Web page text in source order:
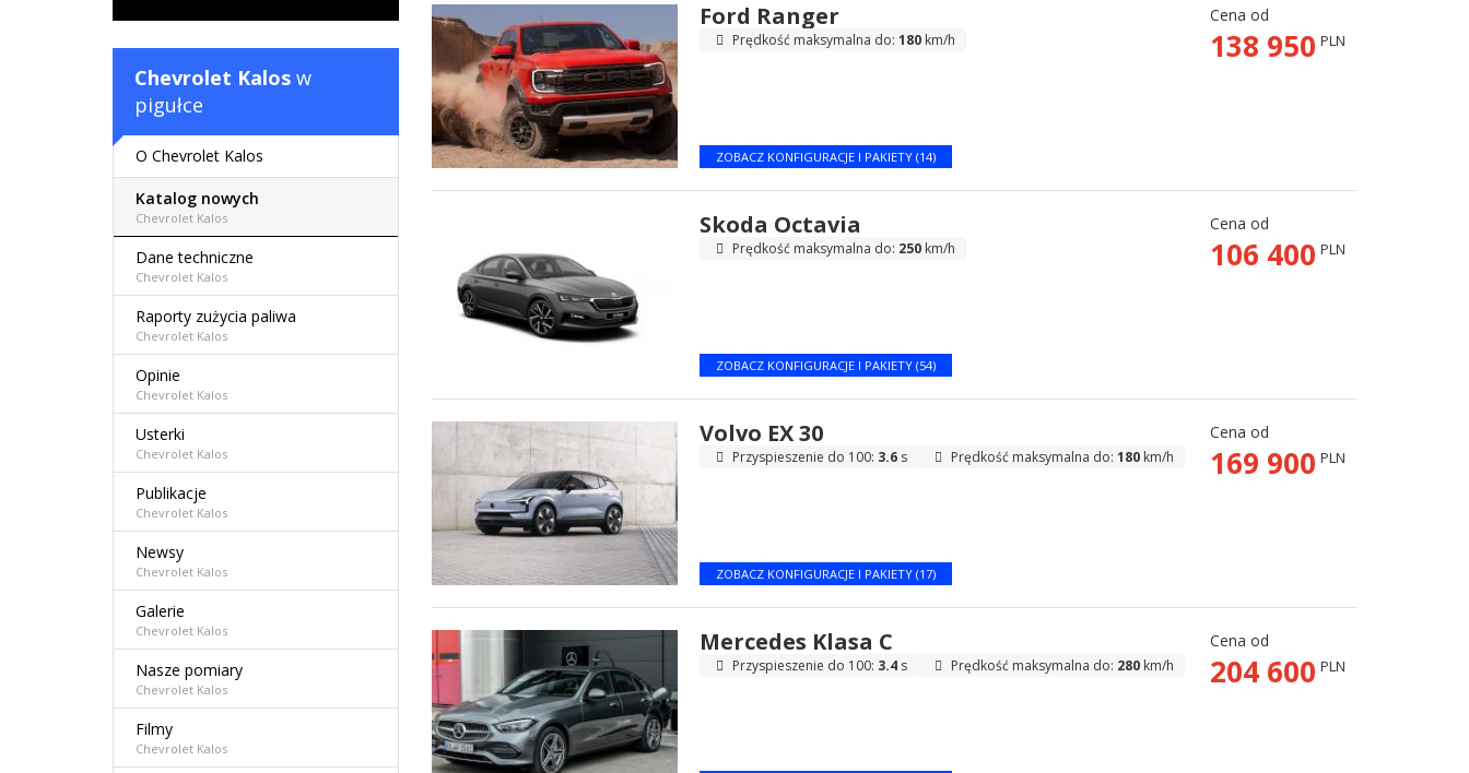
Ford Ranger
Prędkość maksymalna do: 180km/h
Cena od
138 950 PLN
ZOBACZ KONFIGURACJE I PAKIETY (14)
Skoda Octavia
Prędkość maksymalna do: 250km/h
Cena od
106 400 PLN
ZOBACZ KONFIGURACJE I PAKIETY (54)
Volvo EX 30
Przyspieszenie do 100: 3.6s Prędkość maksymalna do: 180km/h
Cena od
169 900 PLN
ZOBACZ KONFIGURACJE I PAKIETY (17)
Mercedes Klasa C
Przyspieszenie do 100: 3.4s Prędkość maksymalna do: 280km/h
Cena od
204 600 PLN
Chevrolet Kalos w
pigułce
O Chevrolet Kalos
Katalog nowych
Chevrolet Kalos
Dane techniczne
Chevrolet Kalos
Raporty zużycia paliwa
Chevrolet Kalos
Opinie
Chevrolet Kalos
Usterki
Chevrolet Kalos
Publikacje
Chevrolet Kalos
Newsy
Chevrolet Kalos
Galerie
Chevrolet Kalos
Nasze pomiary
Chevrolet Kalos
Filmy
Chevrolet Kalos